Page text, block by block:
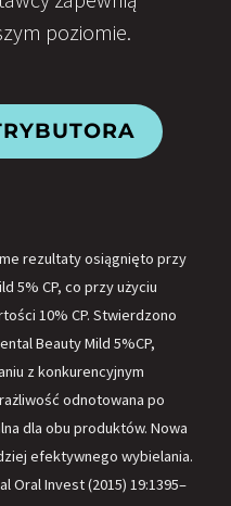
poziomie.
rezultaty osiągnięto przy
5% CP, co przy użyciu
10% CP. Stwierdzono
Beauty Mild 5%CP,
z konkurencyjnym
odnotowana po
dla obu produktów. Nowa
efektywnego wybielania.
Oral Invest (2015) 19:1395–